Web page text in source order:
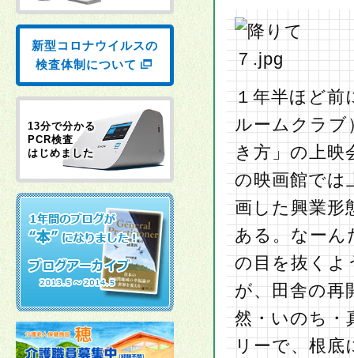
１年半ほど前
ルームクラブ
き方」の上映
の映画館では
画した興業形
ある。なーん
の目を抜くよ
が、田舎の再
然・いのち・
リーで、根底
新型コロナウイルスの
検査体制について
13分で分かる
PCR検査
はじめました